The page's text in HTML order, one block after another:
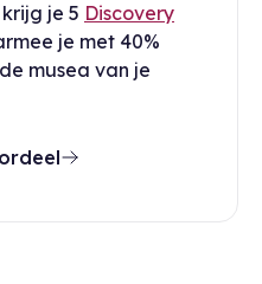
je 5 Discovery
je met 40%
musea van je